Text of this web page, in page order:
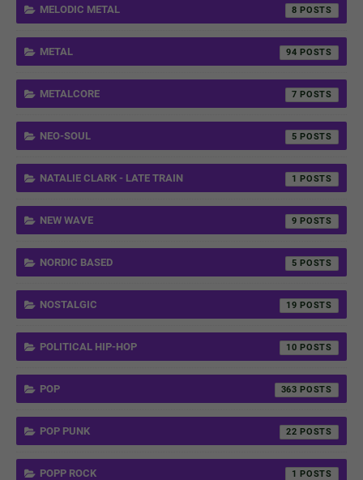
MELODIC METAL 8
METAL 94
METALCORE 7
NEO-SOUL 5
NATALIE CLARK - LATE TRAIN 1
NEW WAVE 9
NORDIC BASED 5
NOSTALGIC 19
POLITICAL HIP-HOP 10
POP 363
POP PUNK 22
POPP ROCK 1